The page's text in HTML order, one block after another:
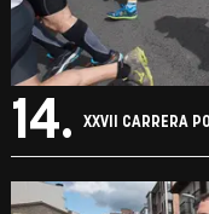
14. XXVII CARRERA